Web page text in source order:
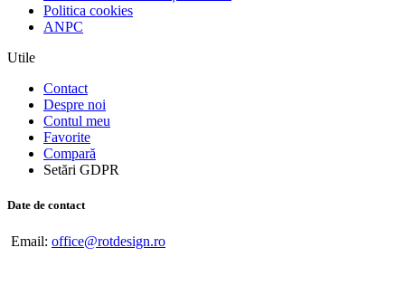
Politica cookies
ANPC
Utile
Contact
Despre noi
Contul meu
Favorite
Compară
Setări GDPR
Date de contact
Email: office@rotdesign.ro